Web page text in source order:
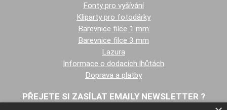
Fonty pro vyšívání
Kliparty pro fotodárky
Barevnice filce 1 mm
Barevnice filce 3 mm
Lazura
Informace o dodacích lhůtách
Doprava a platby
PŘEJETE SI ZASÍLAT EMAILY NEWSLETTER ?